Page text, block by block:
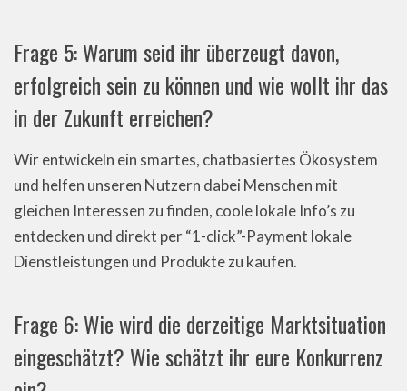
Frage 5: Warum seid ihr überzeugt davon,
erfolgreich sein zu können und wie wollt ihr das
in der Zukunft erreichen?
Wir entwickeln ein smartes, chatbasiertes Ökosystem
und helfen unseren Nutzern dabei Menschen mit
gleichen Interessen zu finden, coole lokale Info’s zu
entdecken und direkt per “1-click”-Payment lokale
Dienstleistungen und Produkte zu kaufen.
Frage 6: Wie wird die derzeitige Marktsituation
eingeschätzt? Wie schätzt ihr eure Konkurrenz